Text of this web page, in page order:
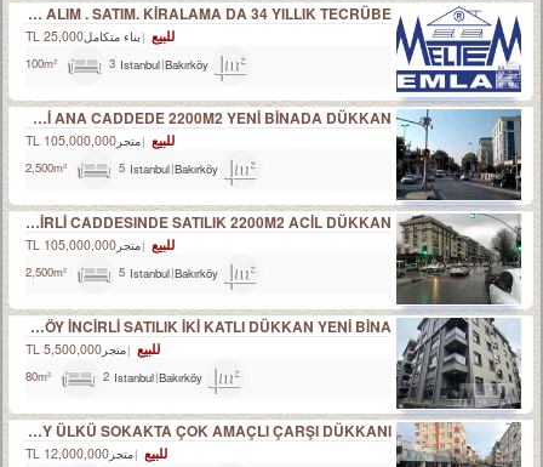
HER TÜRLÜ TAPU İMAR AF İNTİKAL EKSPERTİZLİK VE KENTSEL DÖNÜŞÜM DANIŞMANLIK HİZMETLERİ- ALIM . SATIM. KİRALAMA DA 34 YILLIK TECRÜBE.
للبيع بناء متكامل25,000 TL
100m²
3 Istanbul Bakırköy
BAKIRKÖY İNCİRLİ ANA CADDEDE 2200M2 YENİ BİNADA DÜKKAN
للبيع متجر105,000,000 TL
2,500m²
5 Istanbul Bakırköy
BAKIRKÖY İNCİRLİ CADDESINDE SATILIK 2200M2 ACİL DÜKKAN
للبيع متجر105,000,000 TL
2,500m²
5 Istanbul Bakırköy
BAKIRKÖY İNCİRLİ SATILIK İKİ KATLI DÜKKAN YENİ BİNA
للبيع متجر5,500,000 TL
80m²
2 Istanbul Bakırköy
BAKIRKÖY ÜLKÜ SOKAKTA ÇOK AMAÇLI ÇARŞI DÜKKANI
للبيع متجر12,000,000 TL